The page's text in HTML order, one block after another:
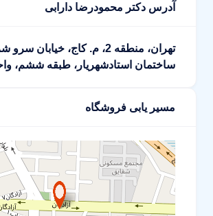
آدرس دکتر محمودرضا دارابی
تهران، منطقه 2، م. کاج، خیابان
ساختمان استادشهریار، طبقه ششم، واحد
مسیر یابی فروشگاه